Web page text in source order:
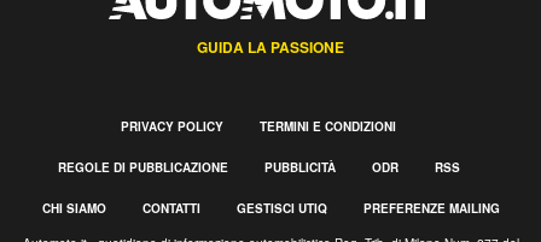
GUIDA LA PASSIONE
PRIVACY POLICY TERMINI E CONDIZIONI
REGOLE DI PUBBLICAZIONE PUBBLICITÀ ODR RSS
CHI SIAMO CONTATTI GESTISCI UTIQ PREFERENZE MAILING